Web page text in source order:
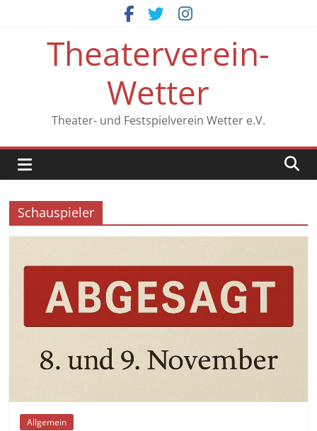
Theaterverein-
Wetter
Theater- und Festspielverein Wetter e.V.
Schauspieler
Allgemein